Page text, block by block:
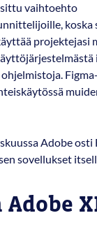
vaihtoehto
koska
projektejasi
ohjelmistoja.
Adobe osti
sovellukset